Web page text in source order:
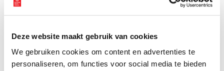
Deze website maakt gebruik van cookies
We gebruiken cookies om content en advertenties te
personaliseren, om functies voor social media te bieden